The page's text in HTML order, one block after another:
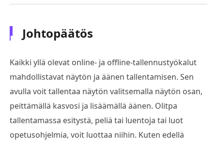
Johtopäätös
Kaikki yllä olevat online- ja offline-tallennustyökalut
mahdollistavat näytön ja äänen tallentamisen. Sen
avulla voit tallentaa näytön valitsemalla näytön osan,
peittämällä kasvosi ja lisäämällä äänen. Olitpa
tallentamassa esitystä, peliä tai luentoja tai luot
opetusohjelmia, voit luottaa niihin. Kuten edellä